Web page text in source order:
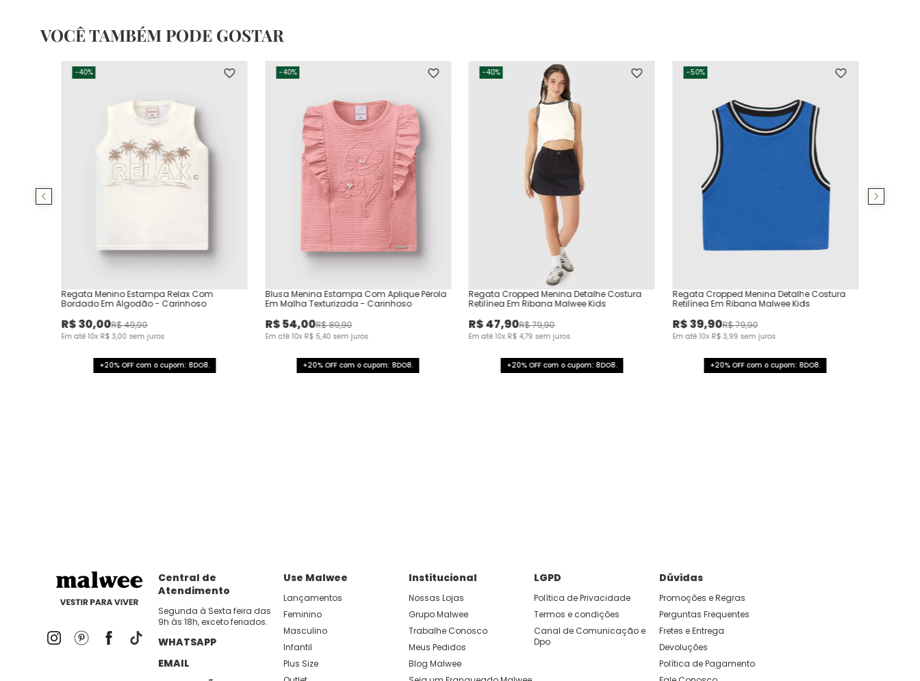
VOCÊ TAMBÉM PODE GOSTAR
-40%
Regata Menino Estampa Relax Com
Bordado Em Algodão - Carinhoso
R$30,00R$49,90
Em até10x R$ 3,00 sem juros
+20% OFF com o cupom: 8DO8.
-40%
Blusa Menina Estampa Com Aplique Pérola
Em Malha Texturizada - Carinhoso
R$54,00R$89,90
Em até10x R$ 5,40 sem juros
+20% OFF com o cupom: 8DO8.
-40%
Regata Cropped Menina Detalhe Costura
Retilínea Em Ribana Malwee Kids
R$47,90R$79,90
Em até10x R$ 4,79 sem juros
+20% OFF com o cupom: 8DO8.
-50%
Regata Cropped Menina Detalhe Costura
Retilínea Em Ribana Malwee Kids
R$39,90R$79,90
Em até10x R$ 3,99 sem juros
+20% OFF com o cupom: 8DO8.
Central de
Atendimento
Segunda à Sexta feira das
9h às 18h, exceto feriados.
WHATSAPP
EMAIL
Use Malwee
Lançamentos
Feminino
Masculino
Infantil
Plus Size
Institucional
Nossas Lojas
Grupo Malwee
Trabalhe Conosco
Meus Pedidos
Blog Malwee
LGPD
Política de Privacidade
Termos e condições
Canal de Comunicação e
Dpo
Dúvidas
Promoções e Regras
Perguntas Frequentes
Fretes e Entrega
Devoluções
Política de Pagamento